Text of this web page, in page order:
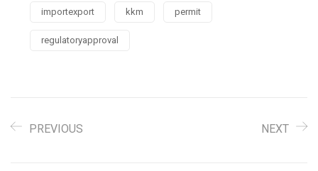
importexport kkm permit
regulatoryapproval
PREVIOUS NEXT